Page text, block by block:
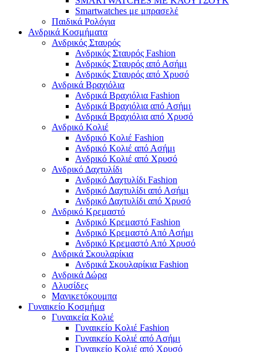
Smartwatches με μπρασελέ
Παιδικά Ρολόγια
Ανδρικά Κοσμήματα
Ανδρικός Σταυρός
Ανδρικός Σταυρός Fashion
Ανδρικός Σταυρός από Ασήμι
Ανδρικός Σταυρός από Χρυσό
Ανδρικά Βραχιόλια
Ανδρικά Βραχιόλια Fashion
Ανδρικά Βραχιόλια από Ασήμι
Ανδρικά Βραχιόλια από Χρυσό
Ανδρικό Κολιέ
Ανδρικό Κολιέ Fashion
Ανδρικό Κολιέ από Ασήμι
Ανδρικό Κολιέ από Χρυσό
Ανδρικό Δαχτυλίδι
Ανδρικό Δαχτυλίδι Fashion
Ανδρικό Δαχτυλίδι από Ασήμι
Ανδρικό Δαχτυλίδι από Χρυσό
Ανδρικό Κρεμαστό
Ανδρικό Κρεμαστό Fashion
Ανδρικό Κρεμαστό Από Ασήμι
Ανδρικό Κρεμαστό Από Χρυσό
Ανδρικά Σκουλαρίκια
Ανδρικά Σκουλαρίκια Fashion
Ανδρικά Δώρα
Αλυσίδες
Μανικετόκουμπα
Γυναικείο Κοσμήμα
Γυναικεία Κολιέ
Γυναικείο Κολιέ Fashion
Γυναικείο Κολιέ από Ασήμι
Γυναικείο Κολιέ από Χρυσό